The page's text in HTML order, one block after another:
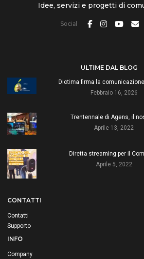
Idee, servizi e progetti di
Social
ULTIME DAL BLOG
Diotima firma la comunicazione
Febbraio 16, 2026
Trentennale di Agens, il
Aprile 13, 2022
Diretta streaming per il
Aprile 5, 2022
CONTATTI
Contatti
Supporto
INFO
Company